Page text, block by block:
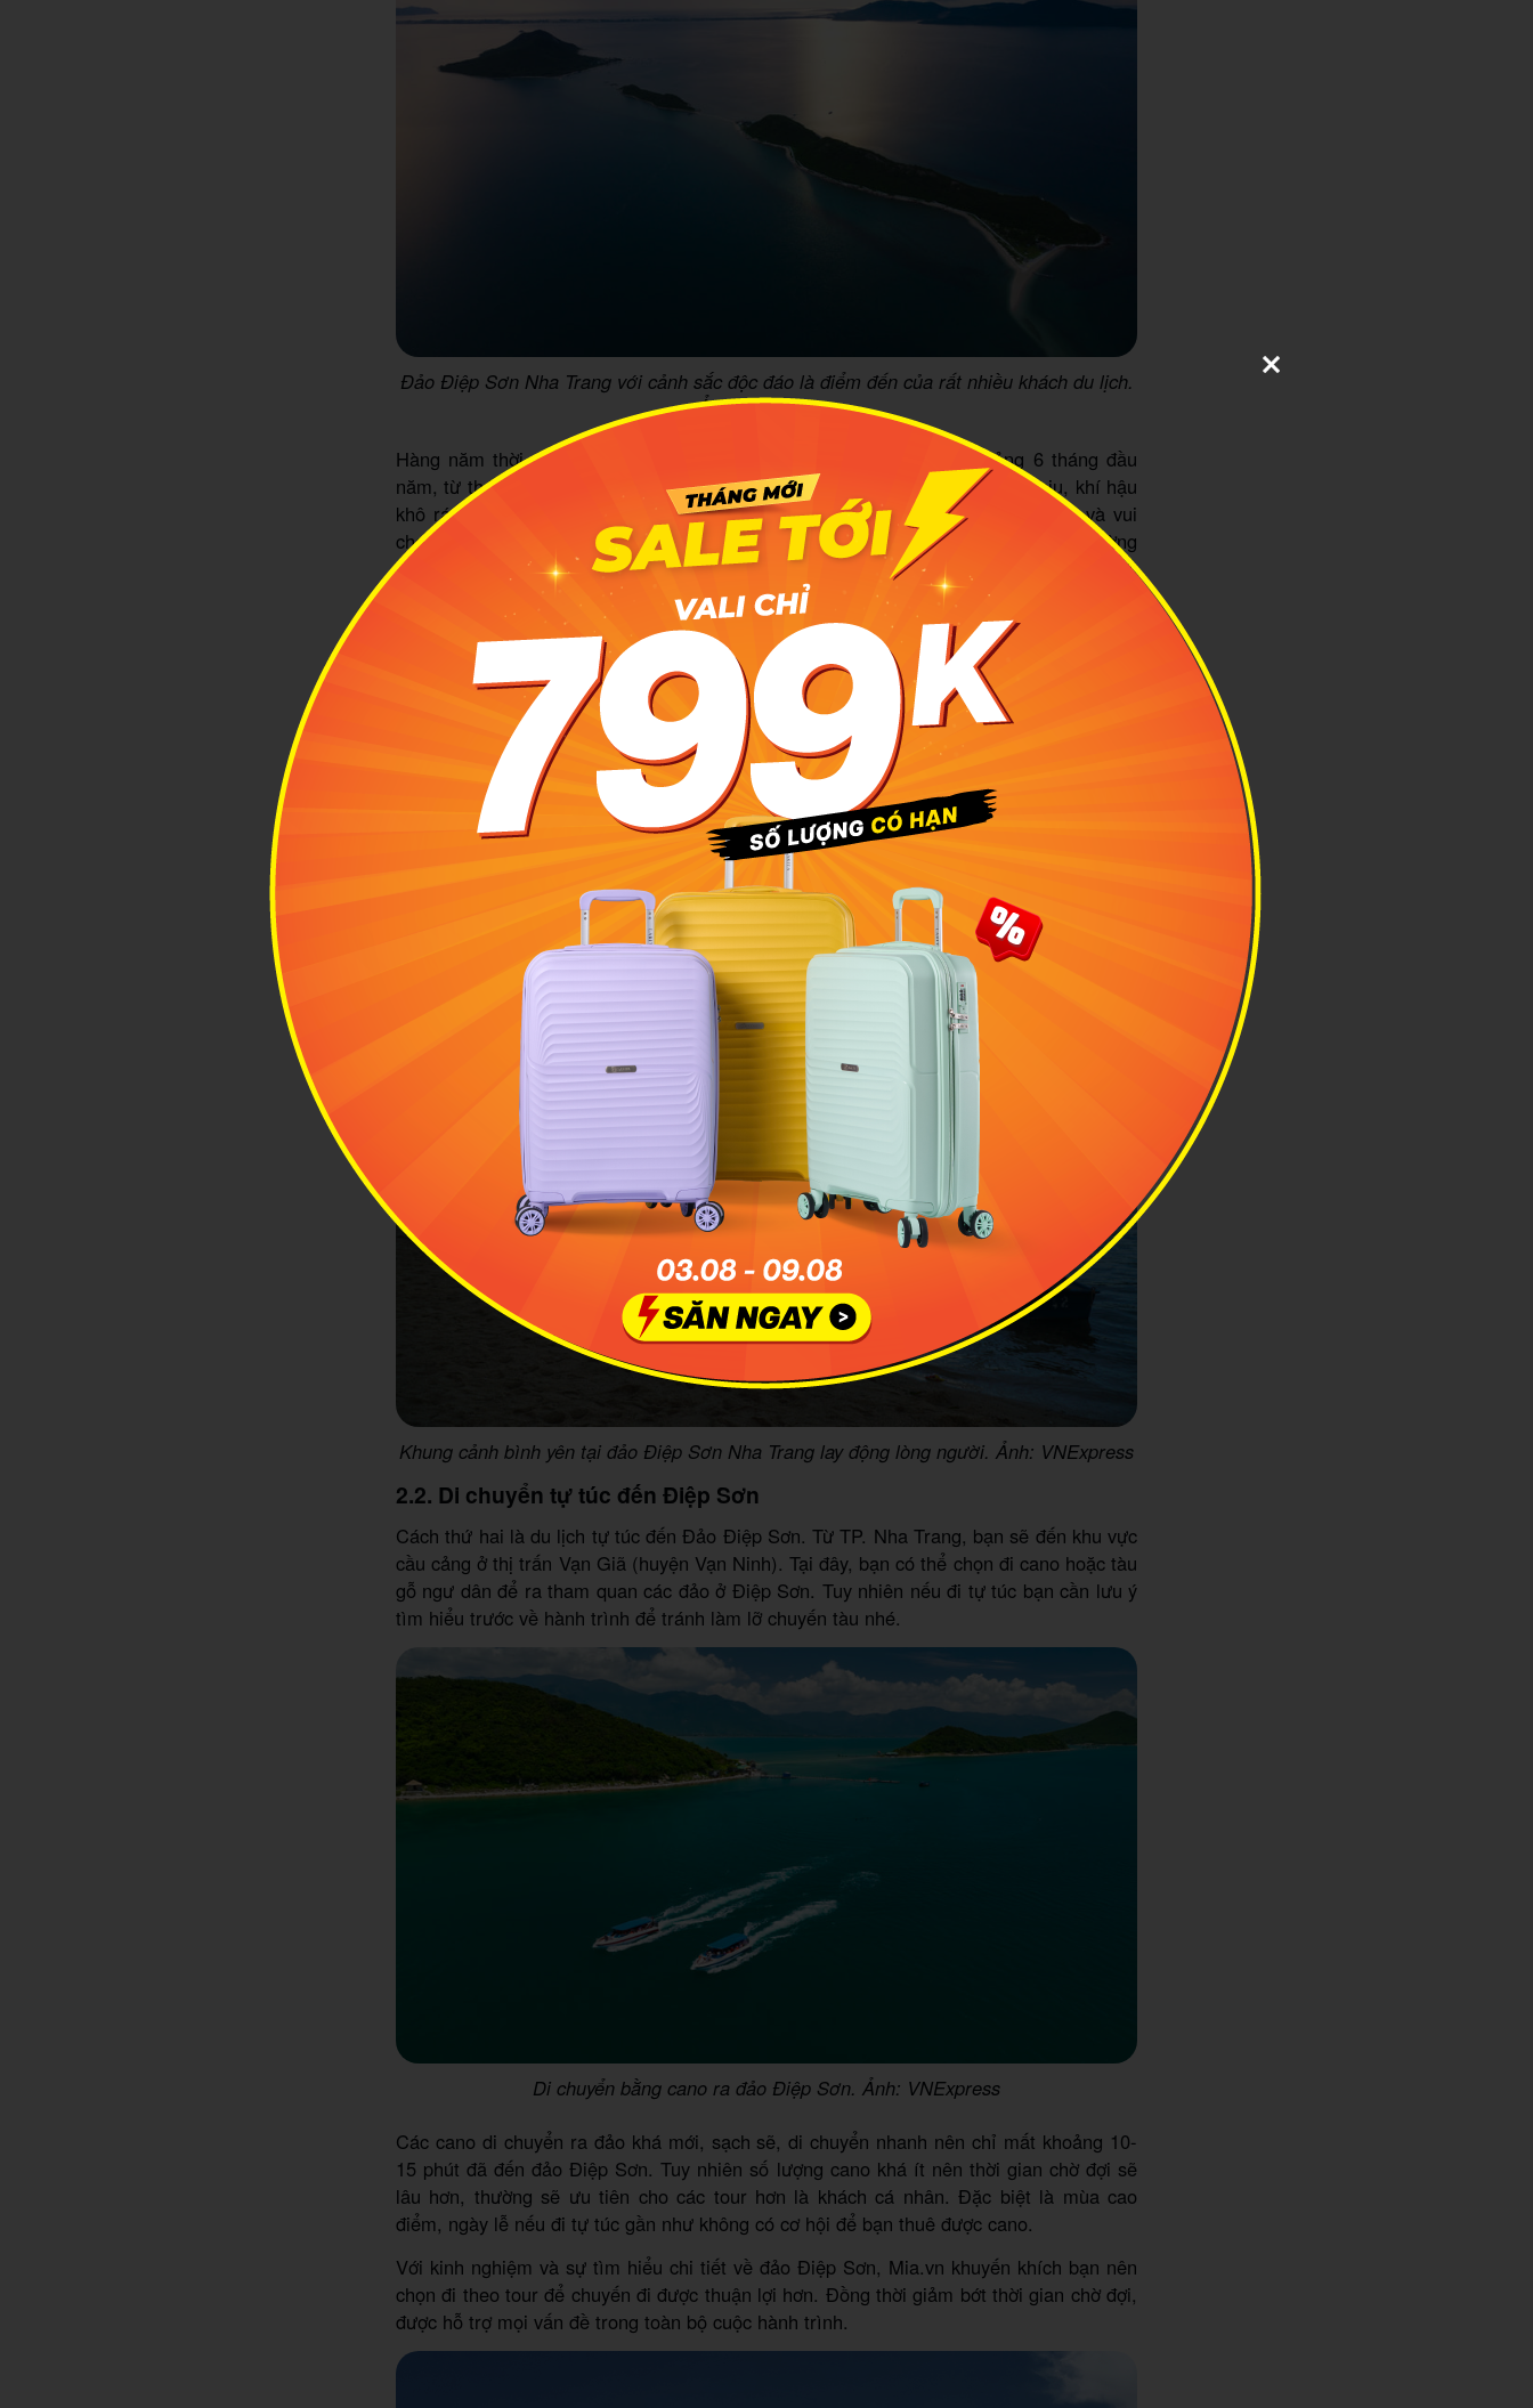
Đảo Điệp Sơn Nha Trang với cảnh sắc độc đáo là điểm đến của rất nhiều khách du lịch.
Ảnh: VNExpress
Hàng năm thời điểm lý tưởng nhất để đến Đảo Điệp Sơn là vào khoảng 6 tháng đầu
năm, từ tháng 12 đến tháng 6. Mùa xuân và mùa hạ thời tiết tại đây rất dễ chịu, khí hậu
khô ráo và ít mưa. Vì vậy rất phù hợp để bạn có được những ngày nghỉ dưỡng và vui
chơi thỏa thích. Tuy nhiên đây là mùa du lịch nên tình trạng hết phòng xảy ra rất thường
xuyên, hãy đặt phòng trước cũng như tìm hiểu các địa điểm thú vị để có chuyến du lịch
thật đáng nhớ nhé.
2 Hướng dẫn cách di chuyển đến Đảo Điệp Sơn
Để đến đảo Điệp Sơn bạn có 2 cách di chuyển đơn giản và thuận tiện.
2.1. Di chuyển đến đảo Điệp Sơn theo tour
Cách thứ nhất là đăng ký các tour ở những công ty du lịch. Như vậy bạn sẽ được lo trọn
gói từ A đến Z, với các chính sách rõ ràng, cuộc hành trình được lên kế hoạch chi tiết.
Vì thế bạn hãy chọn các công ty uy tín để được cung cấp dịch vụ cũng như tour tham
quan với chi phí phù hợp và sự hỗ trợ tận tình, chu đáo nhất nhé. Đồng thời đảm bảo
bạn chắc chắn sẽ được trải nghiệm những món ăn đặc sản hấp dẫn, những nơi đáng
đến, những trải nghiệm thú vị.
Khung cảnh bình yên tại đảo Điệp Sơn Nha Trang lay động lòng người. Ảnh: VNExpress
2.2. Di chuyển tự túc đến Điệp Sơn
Cách thứ hai là du lịch tự túc đến Đảo Điệp Sơn. Từ TP. Nha Trang, bạn sẽ đến khu vực
cầu cảng ở thị trấn Vạn Giã (huyện Vạn Ninh). Tại đây, bạn có thể chọn đi cano hoặc tàu
gỗ ngư dân để ra tham quan các đảo ở Điệp Sơn. Tuy nhiên nếu đi tự túc bạn cần lưu ý
tìm hiểu trước về hành trình để tránh làm lỡ chuyến tàu nhé.
Di chuyển bằng cano ra đảo Điệp Sơn. Ảnh: VNExpress
Các cano di chuyển ra đảo khá mới, sạch sẽ, di chuyển nhanh nên chỉ mất khoảng 10-
15 phút đã đến đảo Điệp Sơn. Tuy nhiên số lượng cano khá ít nên thời gian chờ đợi sẽ
lâu hơn, thường sẽ ưu tiên cho các tour hơn là khách cá nhân. Đặc biệt là mùa cao
điểm, ngày lễ nếu đi tự túc gần như không có cơ hội để bạn thuê được cano.
Với kinh nghiệm và sự tìm hiểu chi tiết về đảo Điệp Sơn, Mia.vn khuyến khích bạn nên
chọn đi theo tour để chuyến đi được thuận lợi hơn. Đồng thời giảm bớt thời gian chờ đợi,
được hỗ trợ mọi vấn đề trong toàn bộ cuộc hành trình.